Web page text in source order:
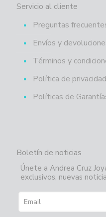
Servicio al cliente
Preguntas
Envíos y
Términos y
Política de
Políticas de
Boletín de noticias
Únete a Andrea Cruz
exclusivos, nuevas